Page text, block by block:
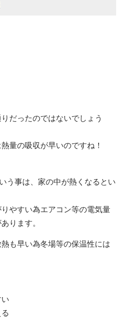
だったのではないでしょう
量の吸収が早いのですね！
う事は、家の中が熱くなるとい
やすい為エアコン等の電気量
ります。
も早い為冬場等の保温性には